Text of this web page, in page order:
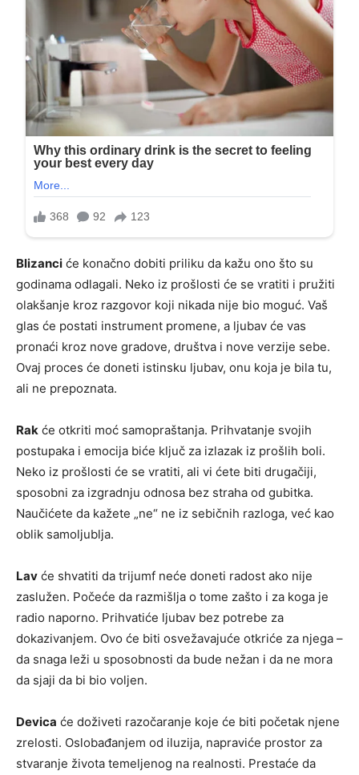
Blizanci će konačno dobiti priliku da kažu ono što su
godinama odlagali. Neko iz prošlosti će se vratiti i pružiti
olakšanje kroz razgovor koji nikada nije bio moguć. Vaš
glas će postati instrument promene, a ljubav će vas
pronaći kroz nove gradove, društva i nove verzije sebe.
Ovaj proces će doneti istinsku ljubav, onu koja je bila tu,
ali ne prepoznata.
Rak će otkriti moć samopraštanja. Prihvatanje svojih
postupaka i emocija biće ključ za izlazak iz prošlih boli.
Neko iz prošlosti će se vratiti, ali vi ćete biti drugačiji,
sposobni za izgradnju odnosa bez straha od gubitka.
Naučićete da kažete „ne“ ne iz sebičnih razloga, već kao
oblik samoljublja.
Lav će shvatiti da trijumf neće doneti radost ako nije
zaslužen. Počeće da razmišlja o tome zašto i za koga je
radio naporno. Prihvatiće ljubav bez potrebe za
dokazivanjem. Ovo će biti osvežavajuće otkriće za njega –
da snaga leži u sposobnosti da bude nežan i da ne mora
da sjaji da bi bio voljen.
Devica će doživeti razočaranje koje će biti početak njene
zrelosti. Oslobađanjem od iluzija, napraviće prostor za
stvaranje života temeljenog na realnosti. Prestaće da